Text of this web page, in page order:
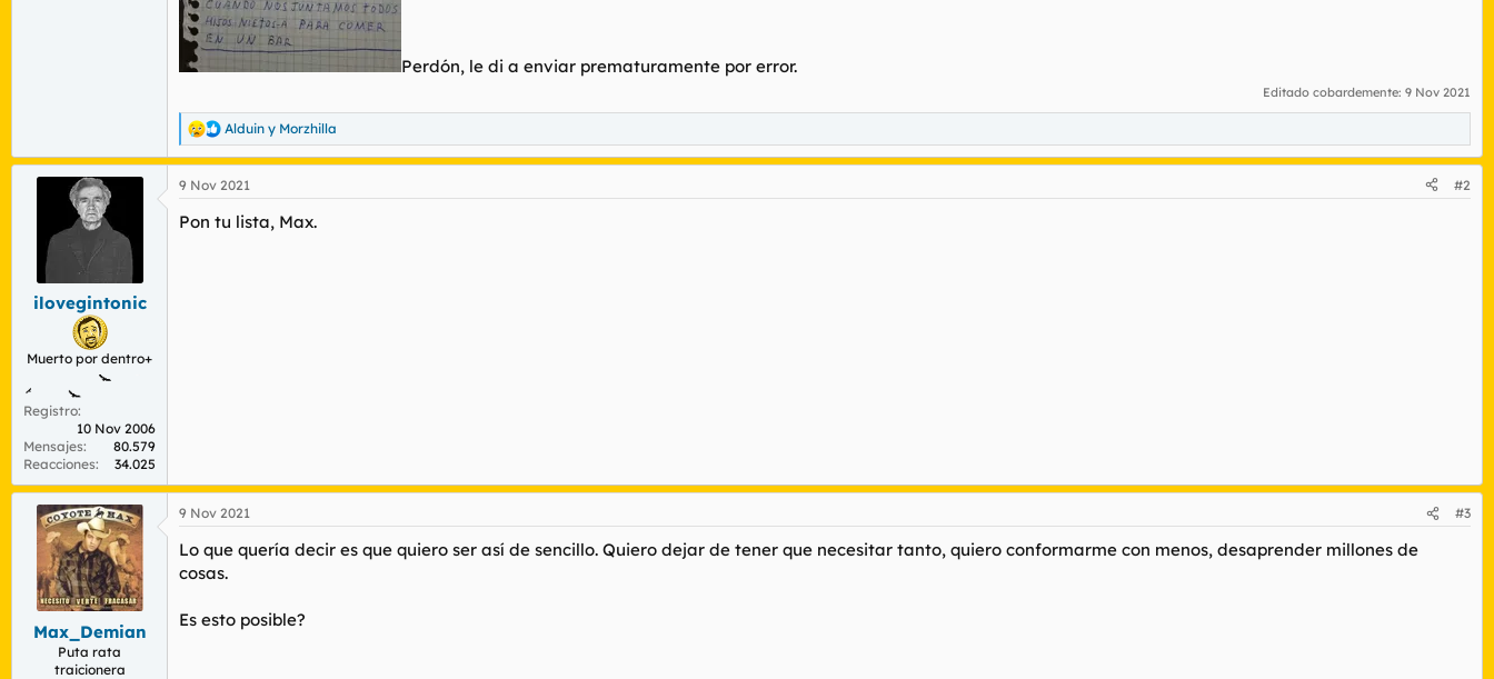
Perdón, le di a enviar prematuramente por error.
Editado cobardemente: 9 Nov 2021
R
e
a
c
i
Alduin y Morzhilla
ilovegintonic
Muerto por dentro+
Registro
10 Nov 2006
Mensajes
80.579
Reacciones
34.025
9 Nov 2021 #2
Pon tu lista, Max.
Max_Demian
Puta rata
traicionera
9 Nov 2021 #3
Lo que quería decir es que quiero ser así de sencillo. Quiero dejar de tener que necesitar tanto, quiero conformarme con menos, desaprender millones de
cosas.
Es esto posible?